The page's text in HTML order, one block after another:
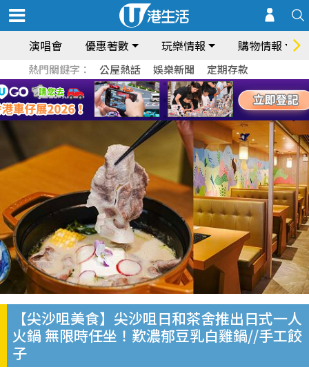
演唱會 優惠著數 玩樂情報 購物情報
熱門關鍵字： 公屋熱話 娛樂新聞 定期存款
【尖沙咀美食】尖沙咀日和茶舍推出日式一人
火鍋 無限時任坐！歎濃郁豆乳白雞鍋//手工餃
子